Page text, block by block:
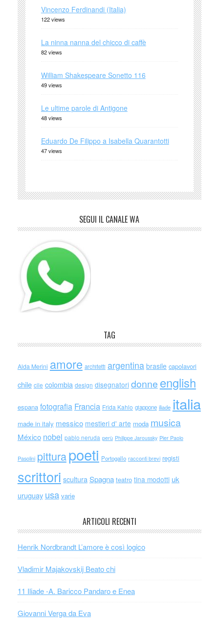
Vincenzo Ferdinandi (Italia)
122 views
La ninna nanna del chicco di caffè
82 views
William Shakespeare Sonetto 116
49 views
Le ultime parole di Antigone
48 views
Eduardo De Filippo a Isabella Quarantotti
47 views
SEGUI IL CANALE WA
TAG
Alda Merini amore architetti argentina brasile capolavori
chile cile colombia design disegnatori donne english
espana fotografia Francia Frida Kahlo giappone iliade italia
made in italy messico mestieri d' arte moda musica
México nobel pablo neruda perù Philippe Jaroussky Pier Paolo
Pasolini pitturapoeti Portogallo racconti brevi registi
scrittori scultura Spagna teatro tina modotti uk
uruguay usa varie
ARTICOLI RECENTI
Henrik Nordbrandt L’amore è così logico
Vladimir Majakovskij Beato chi
11 Iliade -A. Baricco Pandaro e Enea
Giovanni Verga da Eva